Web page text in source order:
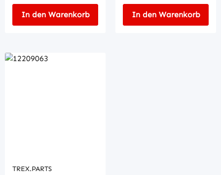
In den Warenkorb In den Warenkorb
TREX.PARTS